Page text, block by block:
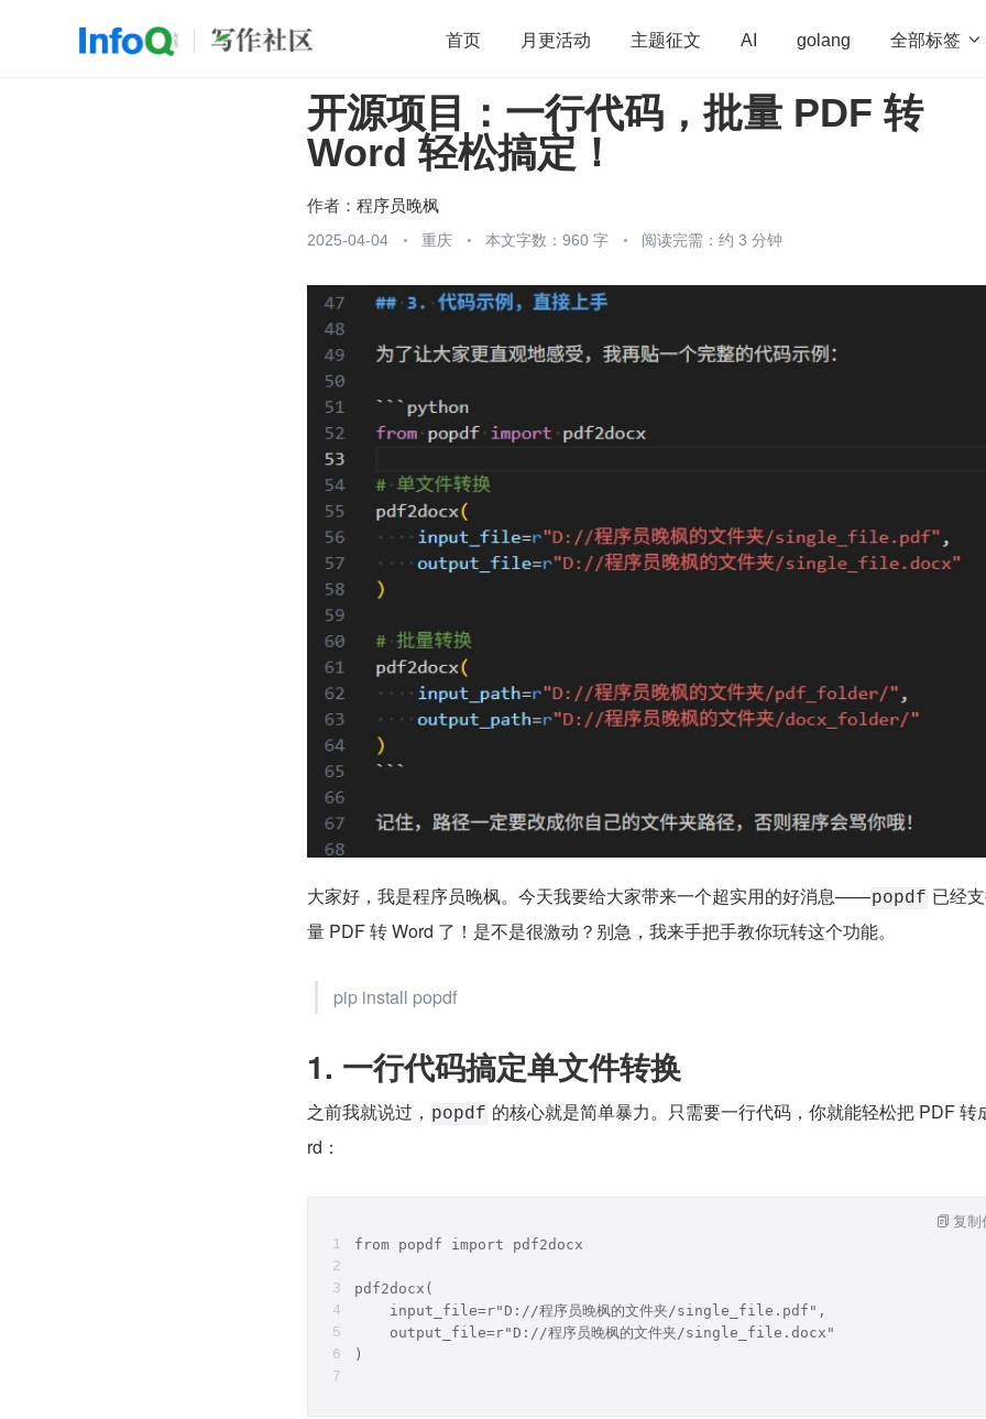
首页 月更活动 主题征文 AI golang 全部标签 
开源 架构 OpenHarmony 算法 学习方法 Web3.0
团队管理 程序员 运维
开源项目：一行代码，批量 PDF 转
Word 轻松搞定！
作者： 程序员晚枫
2025-04-04 重庆 本文字数：960 字 阅读完需：约 3 分钟
大家好，我是程序员晚枫。今天我要给大家带来一个超实用的好消息——popdf 已经
量 PDF 转 Word 了！是不是很激动？别急，我来手把手教你玩转这个功能。
pip install popdf
1. 一行代码搞定单文件转换
之前我就说过， popdf 的核心就是简单暴力。只需要一行代码，你就能轻松把 PDF 转
rd：
from popdf import pdf2docx
pdf2docx(
    input_file=r"D://程序员晚枫的文件夹/single_file.pdf",
    output_file=r"D://程序员晚枫的文件夹/single_file.docx"
)
复制